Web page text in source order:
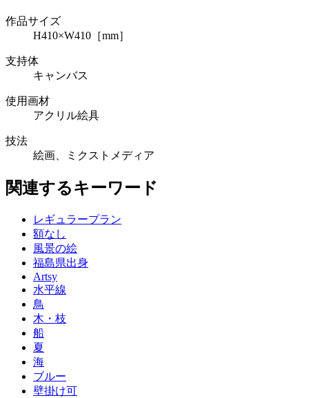
作品サイズ
H410×W410［mm］
支持体
キャンバス
使用画材
アクリル絵具
技法
絵画、ミクストメディア
関連するキーワード
レギュラープラン
額なし
風景の絵
福島県出身
Artsy
水平線
鳥
木・枝
船
夏
海
ブルー
壁掛け可